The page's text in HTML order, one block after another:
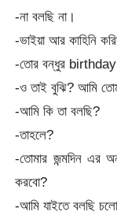
-না বলছি না।
-ভাইয়া আর কাহিনি
-তোর বন্ধুর
-ও তাই বুঝি? আমি
-আমি কি তা বলছি?
-তাহলে?
-তোমার জন্মদিন এর
করবো?
-আমি যাইতে বলছি